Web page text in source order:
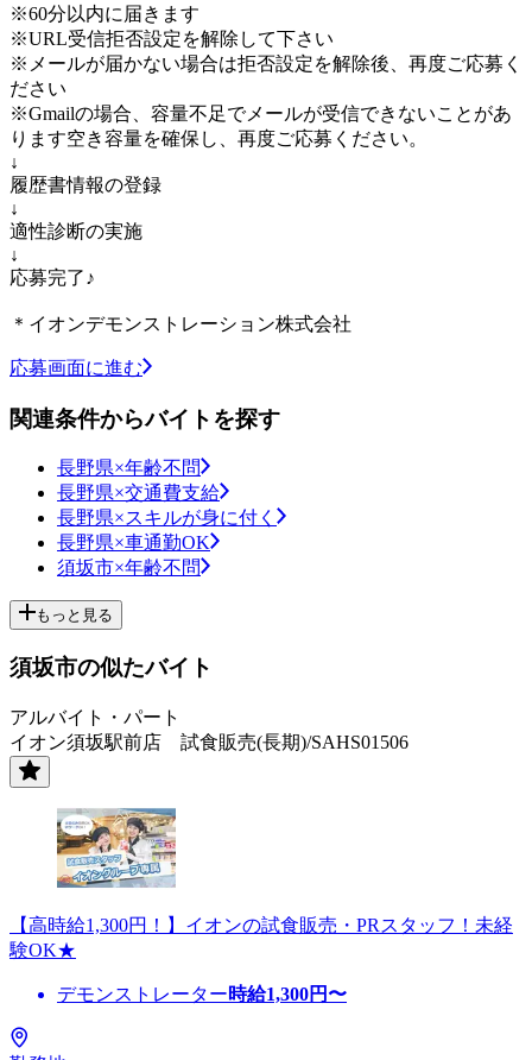
※60分以内に届きます
※URL受信拒否設定を解除して下さい
※メールが届かない場合は拒否設定を解除後、再度ご応募く
ださい
※Gmailの場合、容量不足でメールが受信できないことがあ
ります空き容量を確保し、再度ご応募ください。
↓
履歴書情報の登録
↓
適性診断の実施
↓
応募完了♪
＊イオンデモンストレーション株式会社
応募画面に進む
関連条件からバイトを探す
長野県×年齢不問
長野県×交通費支給
長野県×スキルが身に付く
長野県×車通勤OK
須坂市×年齢不問
もっと見る
須坂市の似たバイト
アルバイト・パート
イオン須坂駅前店 試食販売(長期)/SAHS01506
【高時給1,300円！】イオンの試食販売・PRスタッフ！未経
験OK★
デモンストレーター時給1,300円〜